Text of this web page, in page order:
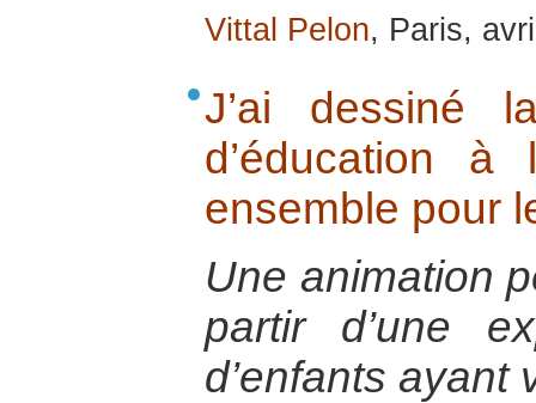
Vittal Pelon, Paris,
J’ai dessiné
d’éducation
ensemble pour
Une animation
partir d’une
d’enfants ayant